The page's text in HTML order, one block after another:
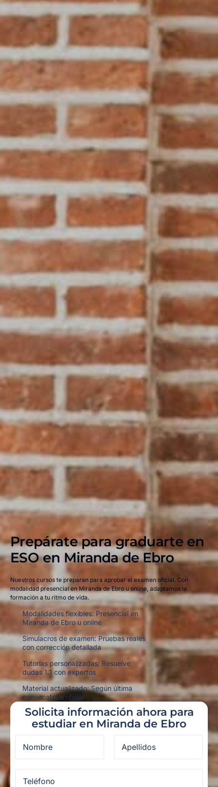
Prepárate para graduarte en
ESO en Miranda de Ebro
Nuestros cursos te preparan para aprobar el examen oficial. Con
modalidad presencial en Miranda de Ebro u online, adaptamos la
formación a tu ritmo de vida.
Modalidades flexibles: Presencial en
Miranda de Ebro u online
Simulacros de examen: Pruebas reales
con corrección detallada
Tutorías personalizadas: Resuelve
dudas 1:1 con expertos
Material actualizado: Según última
convocatoria oficial
Solicita información ahora para
estudiar en Miranda de Ebro